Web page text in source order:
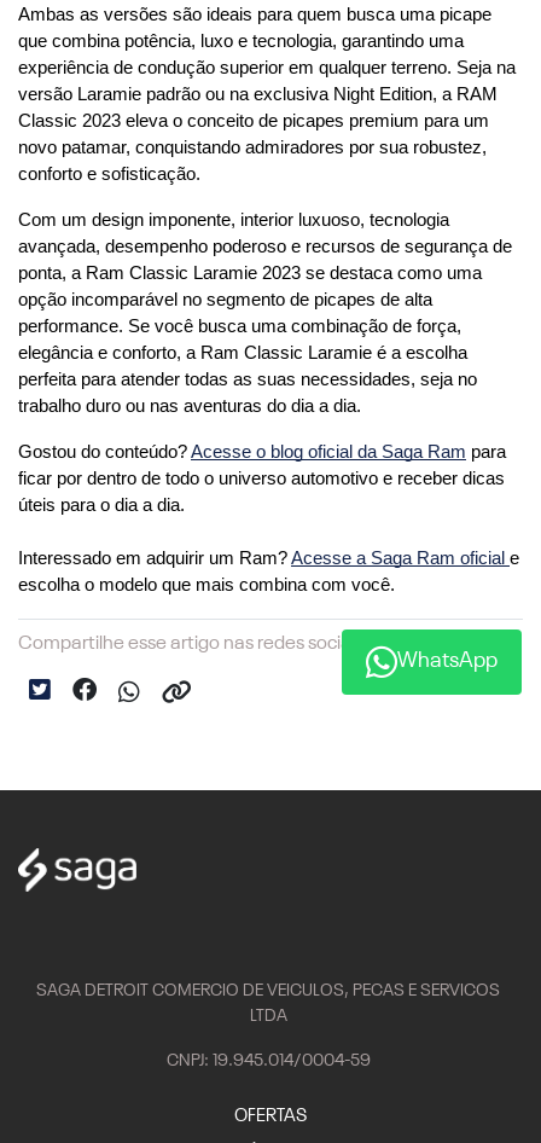
Ambas as versões são ideais para quem busca uma picape
que combina potência, luxo e tecnologia, garantindo uma
experiência de condução superior em qualquer terreno. Seja na
versão Laramie padrão ou na exclusiva Night Edition, a RAM
Classic 2023 eleva o conceito de picapes premium para um
novo patamar, conquistando admiradores por sua robustez,
conforto e sofisticação.
Com um design imponente, interior luxuoso, tecnologia
avançada, desempenho poderoso e recursos de segurança de
ponta, a Ram Classic Laramie 2023 se destaca como uma
opção incomparável no segmento de picapes de alta
performance. Se você busca uma combinação de força,
elegância e conforto, a Ram Classic Laramie é a escolha
perfeita para atender todas as suas necessidades, seja no
trabalho duro ou nas aventuras do dia a dia.
Gostou do conteúdo? Acesse o blog oficial da Saga Ram para
ficar por dentro de todo o universo automotivo e receber dicas
úteis para o dia a dia.
Interessado em adquirir um Ram? Acesse a Saga Ram oficial e
escolha o modelo que mais combina com você.
Compartilhe esse artigo nas redes sociais:
SAGA DETROIT COMERCIO DE VEICULOS, PECAS E SERVICOS
LTDA
CNPJ: 19.945.014/0004-59
OFERTAS
WhatsApp